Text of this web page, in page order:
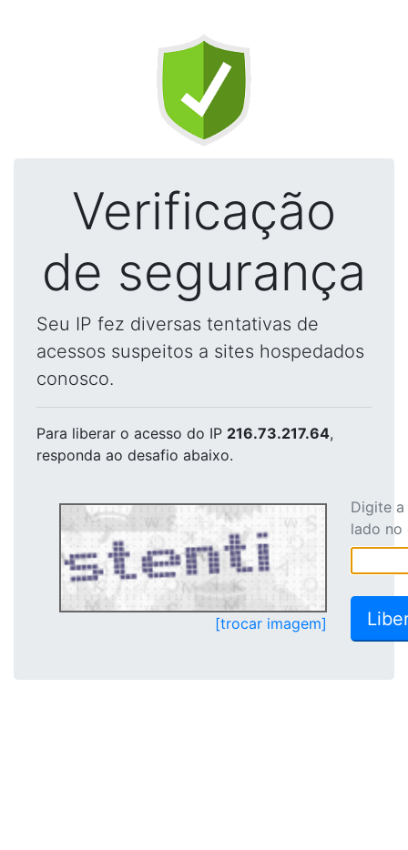
Verificação
de segurança
Seu IP fez diversas tentativas de
acessos suspeitos a sites hospedados
conosco.
Para liberar o acesso do IP 216.73.217.64,
responda ao desafio abaixo.
[trocar imagem]
Digite
lado no